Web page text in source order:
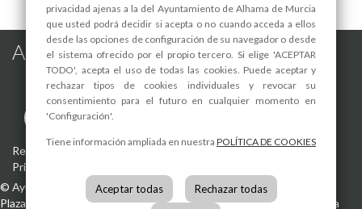
Alhama de Murcia en las Redes
Registro de actividades de tratamiento -Aviso Legal-Política de
Privacidad
© Ayuntamiento de Alhama de Murcia
Plaza de la Constitución, 130840 Alhama de Murcia(Murcia) España
privacidad ajenas a la del Ayuntamiento de Alhama de Murcia
que usted podrá decidir si acepta o no cuando acceda a ellos
desde las opciones de configuración de su navegador o desde
el sistema ofrecido por el propio tercero. Si elige 'ACEPTAR
TODO', acepta el uso de todas las cookies. Puede aceptar y
rechazar tipos de cookies individuales y revocar su
consentimiento para el futuro en cualquier momento en
'Configuración'.
Tiene información ampliada en nuestra POLÍTICA DE COOKIES
Aceptar todas Rechazar todas